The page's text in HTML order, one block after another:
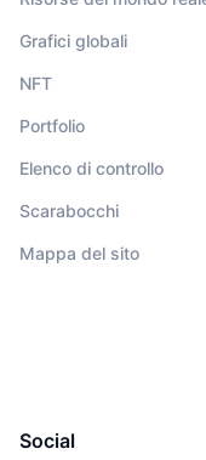
Grafici globali
NFT
Portfolio
Elenco di controllo
Scarabocchi
Mappa del sito
Social